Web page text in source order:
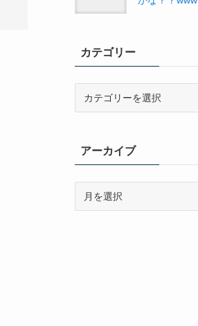
カテゴリー
ーアーカイブ